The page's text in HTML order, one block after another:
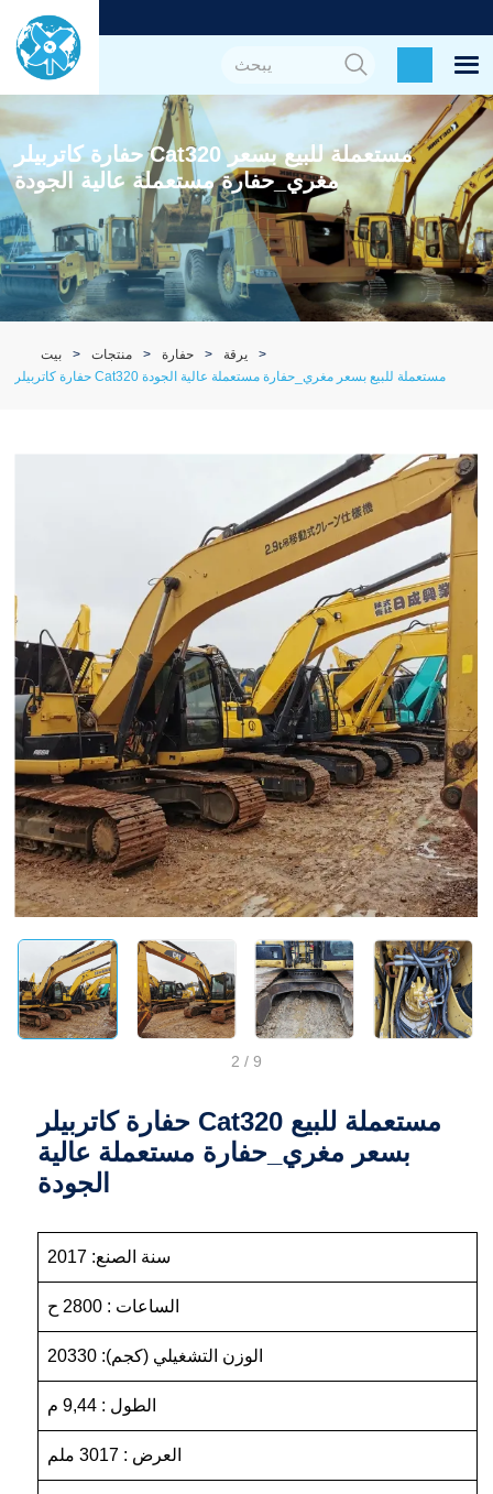
حفارة كاتربيلر Cat320 مستعملة للبيع بسعر
مغري_حفارة مستعملة عالية الجودة
بيت منتجات حفارة
يرقة
حفارة كاتربيلر Cat320 مستعملة للبيع بسعر مغري_حفارة مستعملة عالية الجودة
2 / 9
حفارة كاتربيلر Cat320 مستعملة للبيع
بسعر مغري_حفارة مستعملة عالية
الجودة
سنة الصنع: 2017
الوزن التشغيلي (كجم): 20330
الطول : 9,44 م
العرض : 3017 ملم